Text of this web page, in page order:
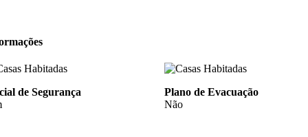
de Segurança
Plano de Evacuação
Não